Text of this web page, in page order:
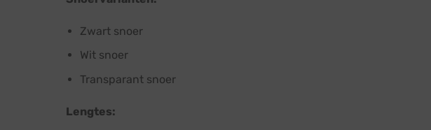
Zwart snoer
Wit snoer
Transparant snoer
Lengtes: